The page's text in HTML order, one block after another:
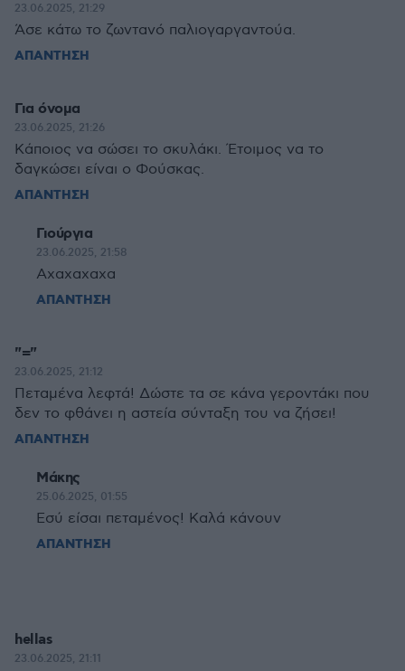
23.06.2025, 21:29
Άσε κάτω το ζωντανό παλιογαργαντούα.
ΑΠΑΝΤΗΣΗ
Για όνομα
23.06.2025, 21:26
Κάποιος να σώσει το σκυλάκι. Έτοιμος να το
δαγκώσει είναι ο Φούσκας.
ΑΠΑΝΤΗΣΗ
Γιούργια
23.06.2025, 21:58
Αχαχαχαχα
ΑΠΑΝΤΗΣΗ
"="
23.06.2025, 21:12
Πεταμένα λεφτά! Δώστε τα σε κάνα γεροντάκι που
δεν το φθάνει η αστεία σύνταξη του να ζήσει!
ΑΠΑΝΤΗΣΗ
Μάκης
25.06.2025, 01:55
Εσύ είσαι πεταμένος! Καλά κάνουν
ΑΠΑΝΤΗΣΗ
hellas
23.06.2025, 21:11